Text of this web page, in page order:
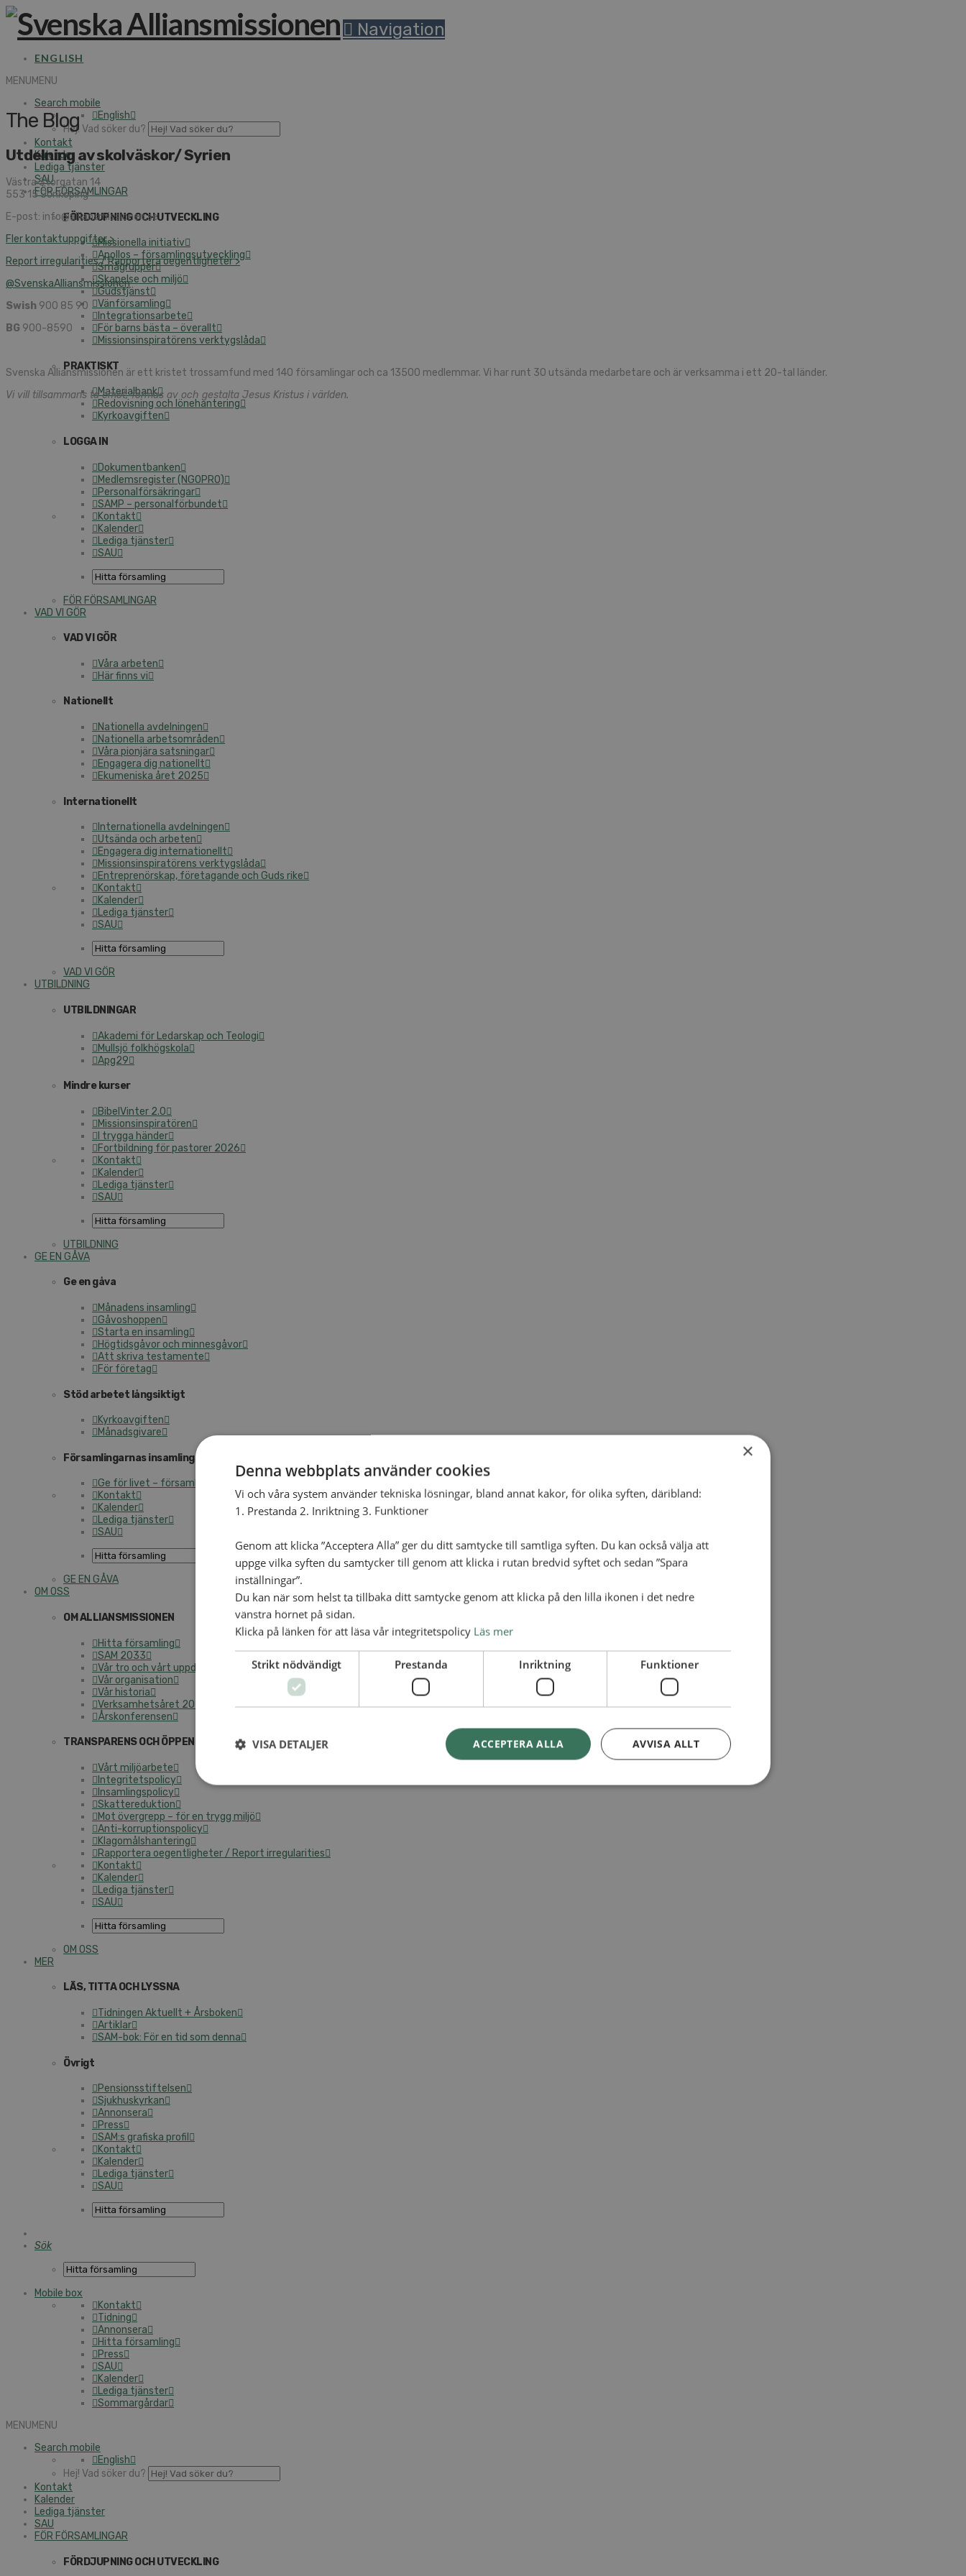
Navigation
ENGLISH
MENUMENU
Search mobile
English
Hej! Vad söker du?
Kontakt
Kalender
Lediga tjänster
SAU
FÖR FÖRSAMLINGAR
FÖRDJUPNING OCH UTVECKLING
Missionella initiativ
Apollos – församlingsutveckling
Smågrupper
Skapelse och miljö
Gudstjänst
Vänförsamling
Integrationsarbete
För barns bästa – överallt
Missionsinspiratörens verktygslåda
PRAKTISKT
Materialbank
Redovisning och lönehantering
Kyrkoavgiften
LOGGA IN
Dokumentbanken
Medlemsregister (NGOPRO)
Personalförsäkringar
SAMP – personalförbundet
Kontakt
Kalender
Lediga tjänster
SAU
FÖR FÖRSAMLINGAR
VAD VI GÖR
VAD VI GÖR
Våra arbeten
Här finns vi
Nationellt
Nationella avdelningen
Nationella arbetsområden
Våra pionjära satsningar
Engagera dig nationellt
Ekumeniska året 2025
Internationellt
Internationella avdelningen
Utsända och arbeten
Engagera dig internationellt
Missionsinspiratörens verktygslåda
Entreprenörskap, företagande och Guds rike
Kontakt
Kalender
Lediga tjänster
SAU
VAD VI GÖR
UTBILDNING
UTBILDNINGAR
Akademi för Ledarskap och Teologi
Mullsjö folkhögskola
Apg29
Mindre kurser
BibelVinter 2.0
Missionsinspiratören
I trygga händer
Fortbildning för pastorer 2026
Kontakt
Kalender
Lediga tjänster
SAU
UTBILDNING
GE EN GÅVA
Ge en gåva
Månadens insamling
Gåvoshoppen
Starta en insamling
Högtidsgåvor och minnesgåvor
Att skriva testamente
För företag
Stöd arbetet långsiktigt
Kyrkoavgiften
Månadsgivare
Församlingarnas insamlingsarbete
Ge för livet – församlingens insamling
Kontakt
Kalender
Lediga tjänster
SAU
GE EN GÅVA
OM OSS
OM ALLIANSMISSIONEN
Hitta församling
SAM 2033
Vår tro och vårt uppdrag
Vår organisation
Vår historia
Verksamhetsåret 2025
Årskonferensen
TRANSPARENS OCH ÖPPENHET
Vårt miljöarbete
Integritetspolicy
Insamlingspolicy
Skattereduktion
Mot övergrepp – för en trygg miljö
Anti-korruptionspolicy
Klagomålshantering
Rapportera oegentligheter / Report irregularities
Kontakt
Kalender
Lediga tjänster
SAU
OM OSS
MER
LÄS, TITTA OCH LYSSNA
Tidningen Aktuellt + Årsboken
Artiklar
SAM-bok: För en tid som denna
Övrigt
Pensionsstiftelsen
Sjukhuskyrkan
Annonsera
Press
SAM:s grafiska profil
Kontakt
Kalender
Lediga tjänster
SAU
Sök
Mobile box
Kontakt
Tidning
Annonsera
Hitta församling
Press
SAU
Kalender
Lediga tjänster
Sommargårdar
MENUMENU
Search mobile
English
Hej! Vad söker du?
Kontakt
Kalender
Lediga tjänster
SAU
FÖR FÖRSAMLINGAR
FÖRDJUPNING OCH UTVECKLING
The Blog
Utdelning av skolväskor/ Syrien
Västra Storgatan 14
553 15 Jönköping
E-post: info@alliansmissionen.se
Fler kontaktuppgifter >
Report irregularities / Rapportera oegentligheter >
@SvenskaAlliansmissionen
Swish 900 85 90
BG 900-8590
Svenska Alliansmissionen är ett kristet trossamfund med 140 församlingar och ca 13500 medlemmar. Vi har runt 30 utsända medarbetare och är verksamma i ett 20-tal länder.
Vi vill tillsammans ta emot, formas av och gestalta Jesus Kristus i världen.
×
Denna webbplats använder cookies
Vi och våra system använder tekniska lösningar, bland annat kakor, för olika syften, däribland:
1. Prestanda 2. Inriktning 3. Funktioner
Genom att klicka ”Acceptera Alla” ger du ditt samtycke till samtliga syften. Du kan också välja att
uppge vilka syften du samtycker till genom att klicka i rutan bredvid syftet och sedan ”Spara
inställningar”.
Du kan när som helst ta tillbaka ditt samtycke genom att klicka på den lilla ikonen i det nedre
vänstra hörnet på sidan.
Klicka på länken för att läsa vår integritetspolicy Läs mer
Strikt nödvändigt Prestanda Inriktning Funktioner
ACCEPTERA ALLA AVVISA ALLT
VISA DETALJER